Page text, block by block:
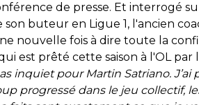
de presse. Et interrogé
buteur en Ligue 1, l'ancien
nouvelle fois à dire toute la
est prêté cette saison à l'OL par
inquiet pour Martin Satriano. J’ai
progressé dans le jeu collectif,